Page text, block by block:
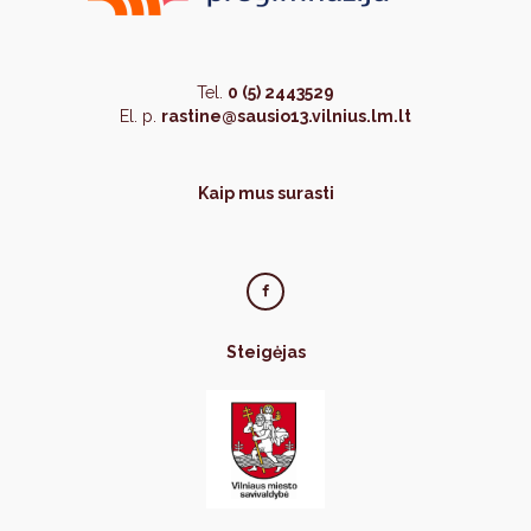
Tel. 0 (5) 2443529
El. p. rastine@sausio13.vilnius.lm.lt
Kaip mus surasti
Steigėjas